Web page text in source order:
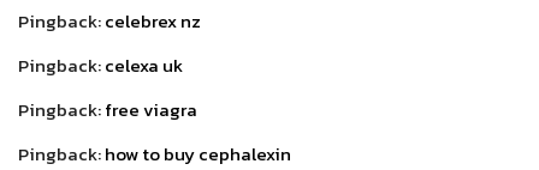
Pingback:celebrex nz
Pingback:celexa uk
Pingback:free viagra
Pingback:how to buy cephalexin